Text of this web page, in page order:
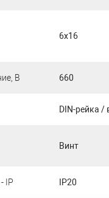
6х16
В 660
DIN-рейка /
Винт
IP IP20